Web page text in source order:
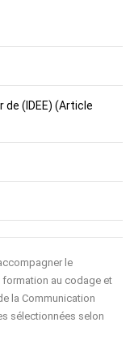
de (IDEE) (Article
le
formation au codage et
la Communication
sélectionnées selon